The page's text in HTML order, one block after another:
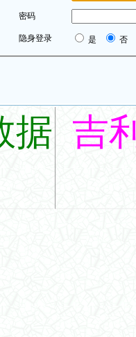
密码
隐身登录 是 否
据 吉